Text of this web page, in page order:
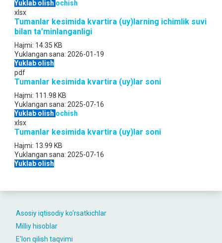
Asosiy iqtisodiy ko‘rsatkichlar
Milliy hisoblar
E'lon qilish taqvimi
Yuklab olish ochish
xlsx
Tumanlar kesimida kvartira (uy)larning ichimlik suvi
bilan ta’minlanganligi
Hajmi: 14.35 KB
Yuklangan sana: 2026-01-19
Yuklab olish
pdf
Tumanlar kesimida kvartira (uy)lar soni
Hajmi: 111.98 KB
Yuklangan sana: 2025-07-16
Yuklab olish ochish
xlsx
Tumanlar kesimida kvartira (uy)lar soni
Hajmi: 13.99 KB
Yuklangan sana: 2025-07-16
Yuklab olish